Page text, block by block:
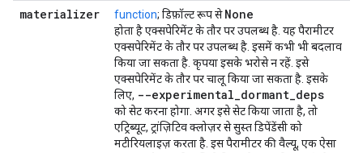
materializer function; डिफ़ॉल्ट रूप सेNone
होता हैएक्सपेरिमेंट के तौर पर उपलब्ध है . यह पैरामीटर
एक्सपेरिमेंट के तौर पर उपलब्ध है. इसमें कभी भी बदलाव
किया जा सकता है. कृपया इसके भरोसे न रहें. इसे
एक्सपेरिमेंट के तौर पर चालू किया जा सकता है. इसके
लिए, --experimental_dormant_deps
को सेट करना होगा. अगर इसे सेट किया जाता है, तो
एट्रिब्यूट, ट्रांज़िटिव क्लोज़र से सुस्त डिपेंडेंसी को
मटीरियलाइज़ करता है. इस पैरामीटर की वैल्यू, एक ऐसा